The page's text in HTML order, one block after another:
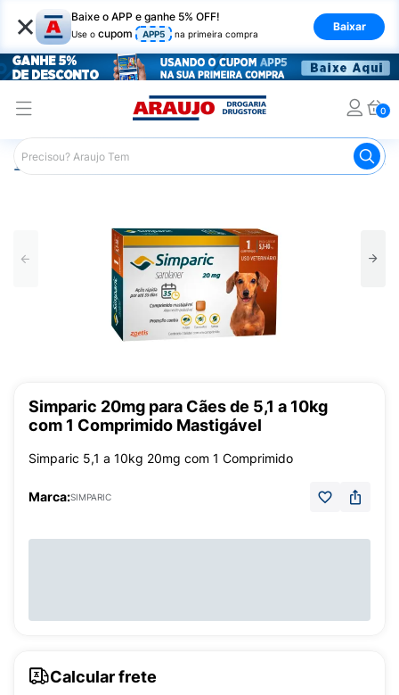
× Baixe o APP e ganhe 5% OFF!
Use o cupom APP5 na primeira compra
Baixar
0
Araujo Pet Shop Antipulgas e Parasitas
Simparic 20mg para Cães de 5,1 a 10kg
com 1 Comprimido Mastigável
Simparic 5,1 a 10kg 20mg com 1 Comprimido
Marca:SIMPARIC
Calcular frete